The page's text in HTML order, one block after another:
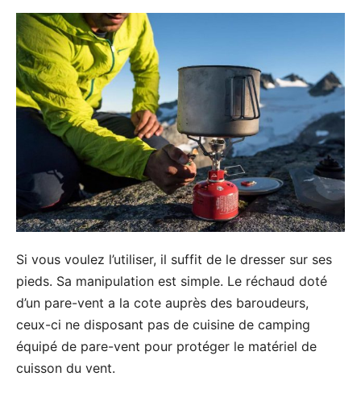
Si vous voulez l’utiliser, il suffit de le dresser sur ses
pieds. Sa manipulation est simple. Le réchaud doté
d’un pare-vent a la cote auprès des baroudeurs,
ceux-ci ne disposant pas de cuisine de camping
équipé de pare-vent pour protéger le matériel de
cuisson du vent.